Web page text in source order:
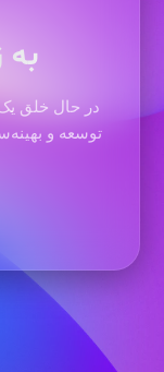
به
در حال خلق
توسعه و